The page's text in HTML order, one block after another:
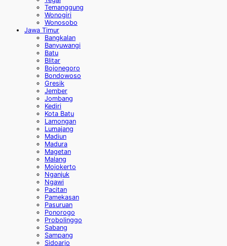
Temanggung
Wonogiri
Wonosobo
Jawa Timur
Bangkalan
Banyuwangi
Batu
Blitar
Bojonegoro
Bondowoso
Gresik
Jember
Jombang
Kediri
Kota Batu
Lamongan
Lumajang
Madiun
Madura
Magetan
Malang
Mojokerto
Nganjuk
Ngawi
Pacitan
Pamekasan
Pasuruan
Ponorogo
Probolinggo
Sabang
Sampang
Sidoarjo